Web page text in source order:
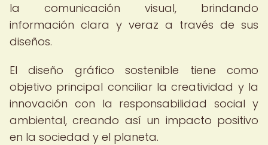
la comunicación visual, brindando
información clara y veraz a través de sus
diseños.
El diseño gráfico sostenible tiene como
objetivo principal conciliar la creatividad y la
innovación con la responsabilidad social y
ambiental, creando así un impacto positivo
en la sociedad y el planeta.